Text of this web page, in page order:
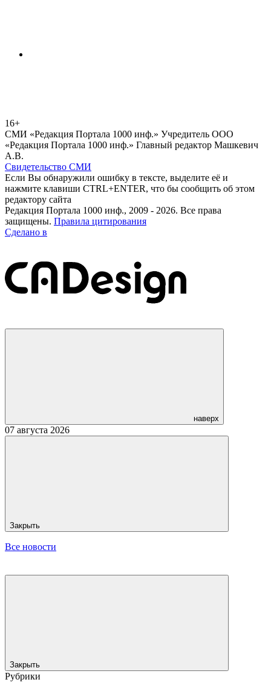
16+
СМИ «Редакция Портала 1000 инф.» Учредитель ООО
«Редакция Портала 1000 инф.» Главный редактор Машкевич
А.В.
Свидетельство СМИ
Если Вы обнаружили ошибку в тексте, выделите её и
нажмите клавиши CTRL+ENTER, что бы сообщить об этом
редактору сайта
Редакция Портала 1000 инф., 2009 - 2026. Все права
защищены. Правила цитирования
Сделано в
наверх
07 августа 2026
Закрыть
Все новости
Закрыть
Рубрики